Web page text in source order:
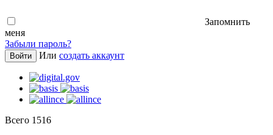
Запомнить
меня
Забыли пароль?
Войти Или создать аккаунт
Всего 1516